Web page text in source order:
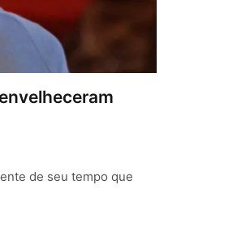
de seu tempo que